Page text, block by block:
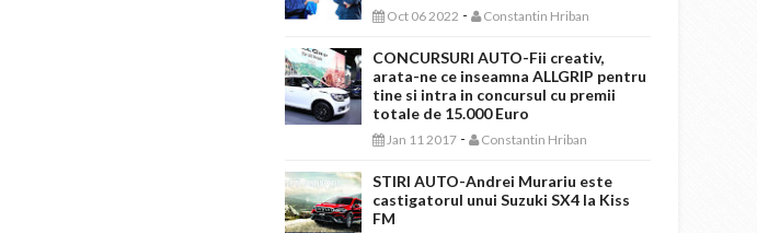
Oct 06 2022 - Constantin Hriban
CONCURSURI AUTO-Fii creativ,
arata-ne ce inseamna ALLGRIP pentru
tine si intra in concursul cu premii
totale de 15.000 Euro
Jan 11 2017 - Constantin Hriban
STIRI AUTO-Andrei Murariu este
castigatorul unui Suzuki SX4 la Kiss
FM